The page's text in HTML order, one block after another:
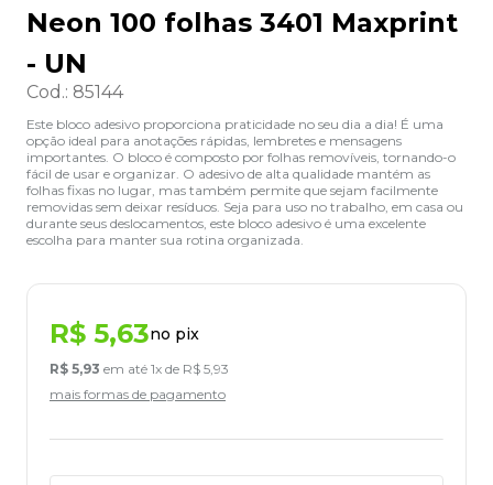
Neon 100 folhas 3401 Maxprint
- UN
Cod.: 85144
Este bloco adesivo proporciona praticidade no seu dia a dia! É uma
opção ideal para anotações rápidas, lembretes e mensagens
importantes. O bloco é composto por folhas removíveis, tornando-o
fácil de usar e organizar. O adesivo de alta qualidade mantém as
folhas fixas no lugar, mas também permite que sejam facilmente
removidas sem deixar resíduos. Seja para uso no trabalho, em casa ou
durante seus deslocamentos, este bloco adesivo é uma excelente
escolha para manter sua rotina organizada.
R$ 5,63no pix
R$ 5,93 em até 1x de R$ 5,93
mais formas de pagamento